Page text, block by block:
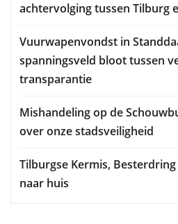
achtervolging tussen Tilburg
Vuurwapenvondst in
spanningsveld bloot tussen
transparantie
Mishandeling op de
over onze stadsveiligheid
Tilburgse Kermis,
naar huis